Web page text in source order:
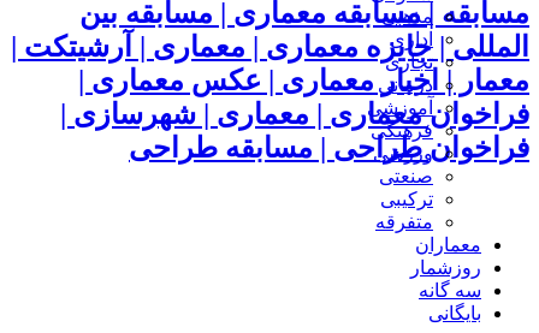
مسابقه | مسابقه معماری | مسابقه بین
المللی | جایزه معماری | معماری | آرشیتکت |
معمار | اخبار معماری | عکس معماری |
فراخوان معماری | معماری | شهرسازی |
فراخوان طراحی | مسابقه طراحی
مذهبی
اداری
تجاری
درمانی
آموزشی
فرهنگی
ورزشی
صنعتی
ترکیبی
متفرقه
معماران
روزشمار
سه گانه
بایگانی